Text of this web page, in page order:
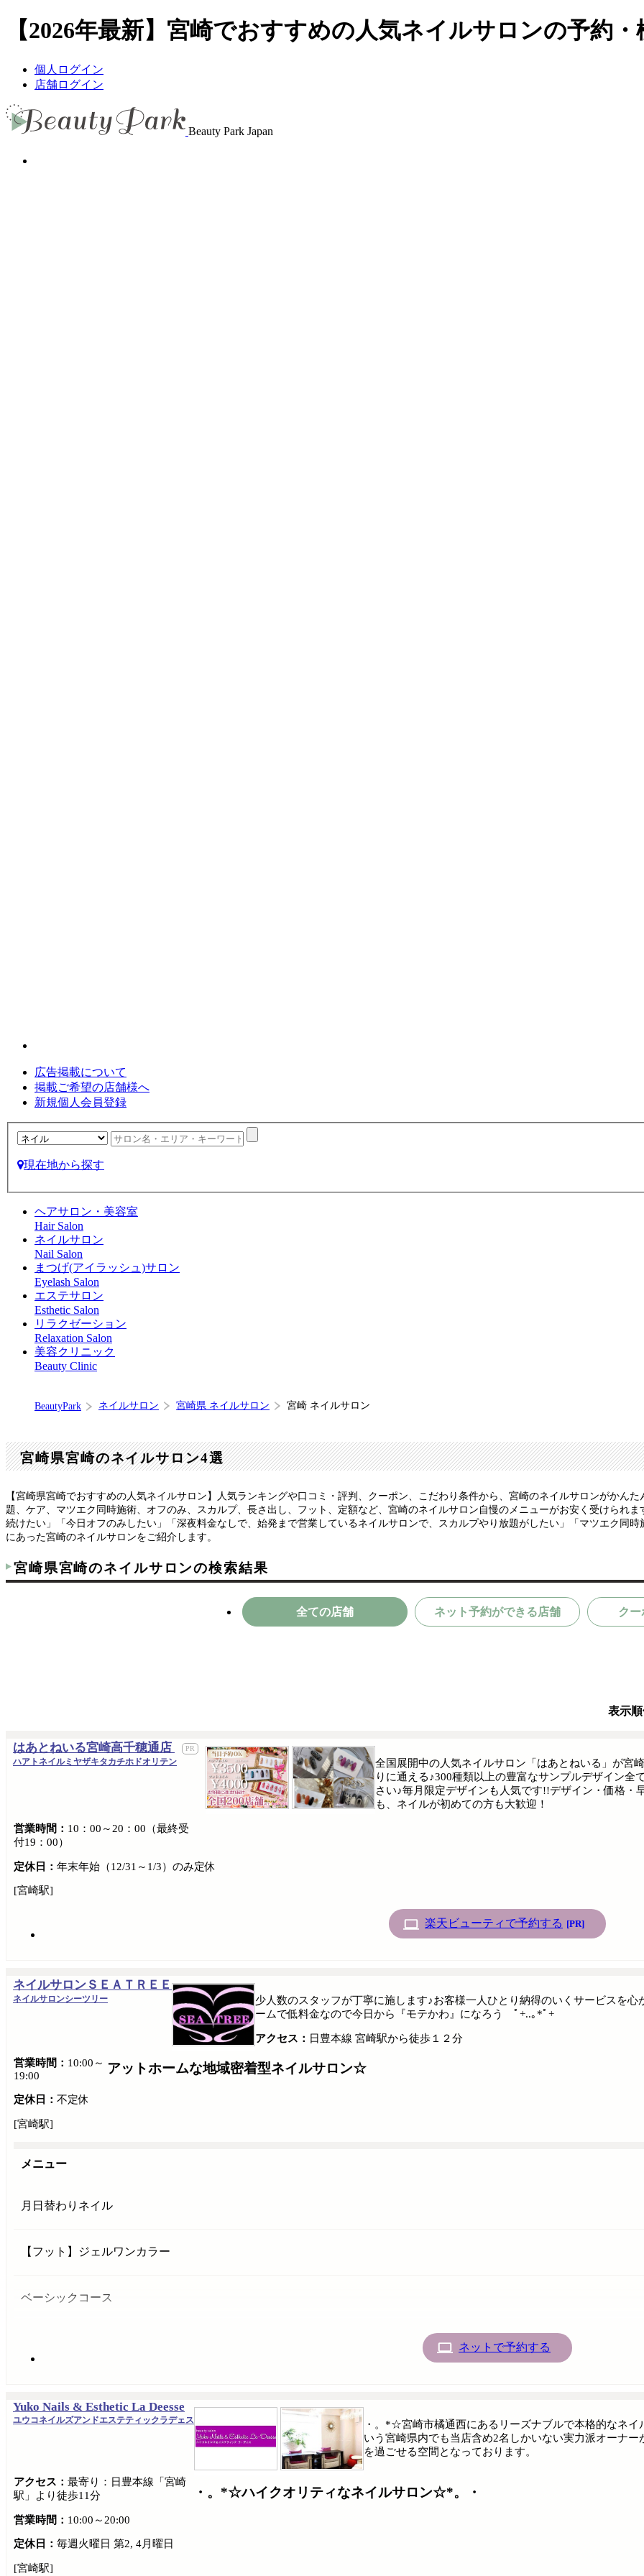
【2026年最新】宮崎でおすすめの人気ネイルサロンの予約
個人ログイン
店舗ログイン
Beauty Park Japan
広告掲載について
掲載ご希望の店舗様へ
新規個人会員登録
現在地から探す
ヘアサロン・美容室
Hair Salon
ネイルサロン
Nail Salon
まつげ(アイラッシュ)サロン
Eyelash Salon
エステサロン
Esthetic Salon
リラクゼーション
Relaxation Salon
美容クリニック
Beauty Clinic
BeautyPark ネイルサロン 宮崎県 ネイルサロン 宮崎 ネイルサロン
宮崎県宮崎のネイルサロン4選
【宮崎県宮崎でおすすめの人気ネイルサロン】人気ランキングや口コミ・評判、クーポン、こだわり条件から、宮崎のネイルサロンがかん
題、ケア、マツエク同時施術、オフのみ、スカルプ、長さ出し、フット、定額など、宮崎のネイルサロン自慢のメニューがお安く受けられ
続けたい」「今日オフのみしたい」「深夜料金なしで、始発まで営業しているネイルサロンで、スカルプやり放題がしたい」「マツエク同
にあった宮崎のネイルサロンをご紹介します。
宮崎県宮崎のネイルサロンの検索結果
全ての店舗 ネット予約ができる店舗 クー
表示
はあとねいる宮崎高千穂通店
ハアトネイルミヤザキタカチホドオリテン
全国展開中の人気ネイルサロン「はあとねいる」が宮
りに通える♪300種類以上の豊富なサンプルデザイン
さい♪毎月限定デザインも人気です!!デザイン・価格
も、ネイルが初めての方も大歓迎！
営業時間： 10：00～20：00（最終受
付19：00）
定休日： 年末年始（12/31～1/3）のみ定休
[宮崎駅]
楽天ビューティで予約する [PR]
ネイルサロンＳＥＡＴＲＥＥ
ネイルサロンシーツリー
アットホームな地域密着型ネイルサロン☆
少人数のスタッフが丁寧に施します♪お客様一人ひとり納得のいくサービスを
ームで低料金なので今日から『モテかわ』になろう ﾟ+..｡*ﾟ+
アクセス： 日豊本線 宮崎駅から徒歩１２分
営業時間： 10:00～
19:00
定休日： 不定休
[宮崎駅]
メニュー
月日替わりネイル
【フット】ジェルワンカラー
ベーシックコース
ネットで予約する
Yuko Nails & Esthetic La Deesse
ユウコネイルズアンドエステティックラデェス
・。*☆ハイクオリティなネイルサロン☆*。・
・。*☆宮崎市橘通西にあるリーズナブルで本格的なネ
いう宮崎県内でも当店含め2名しかいない実力派オーナ
を過ごせる空間となっております。
アクセス： 最寄り：日豊本線「宮崎
駅」より徒歩11分
営業時間： 10:00～20:00
定休日： 毎週火曜日 第2, 4月曜日
[宮崎駅]